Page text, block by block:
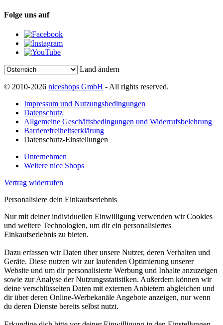
Folge uns auf
Land ändern
© 2010-2026 niceshops GmbH - All rights reserved.
Impressum und Nutzungsbedingungen
Datenschutz
Allgemeine Geschäftsbedingungen und Widerrufsbelehrung
Barrierefreiheitserklärung
Datenschutz-Einstellungen
Unternehmen
Weitere nice Shops
Vertrag widerrufen
Personalisiere dein Einkaufserlebnis
Nur mit deiner individuellen Einwilligung verwenden wir Cookies
und weitere Technologien, um dir ein personalisiertes
Einkaufserlebnis zu bieten.
Dazu erfassen wir Daten über unsere Nutzer, deren Verhalten und
Geräte. Diese nutzen wir zur laufenden Optimierung unserer
Website und um dir personalisierte Werbung und Inhalte anzuzeigen
sowie zur Analyse der Nutzungsstatistiken. Außerdem können wir
deine verschlüsselten Daten mit externen Anbietern abgleichen und
dir über deren Online-Werbekanäle Angebote anzeigen, nur wenn
du deren Dienste bereits selbst nutzt.